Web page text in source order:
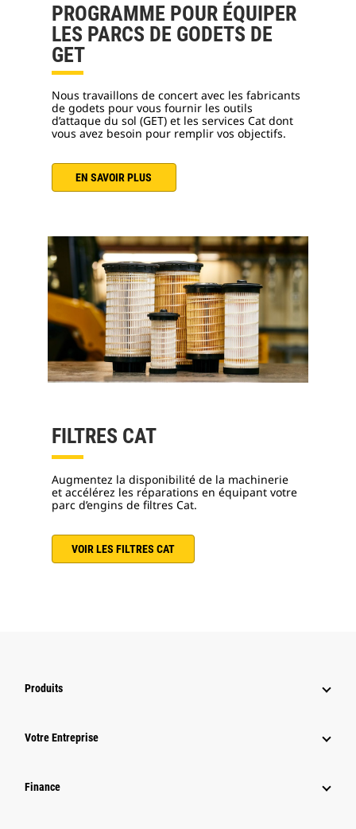
PROGRAMME POUR ÉQUIPER
LES PARCS DE GODETS DE
GET
Nous travaillons de concert avec les fabricants
de godets pour vous fournir les outils
d’attaque du sol (GET) et les services Cat dont
vous avez besoin pour remplir vos objectifs.
EN SAVOIR PLUS
FILTRES CAT
Augmentez la disponibilité de la machinerie
et accélérez les réparations en équipant votre
parc d’engins de filtres Cat.
VOIR LES FILTRES CAT
Produits
Votre Entreprise
Finance